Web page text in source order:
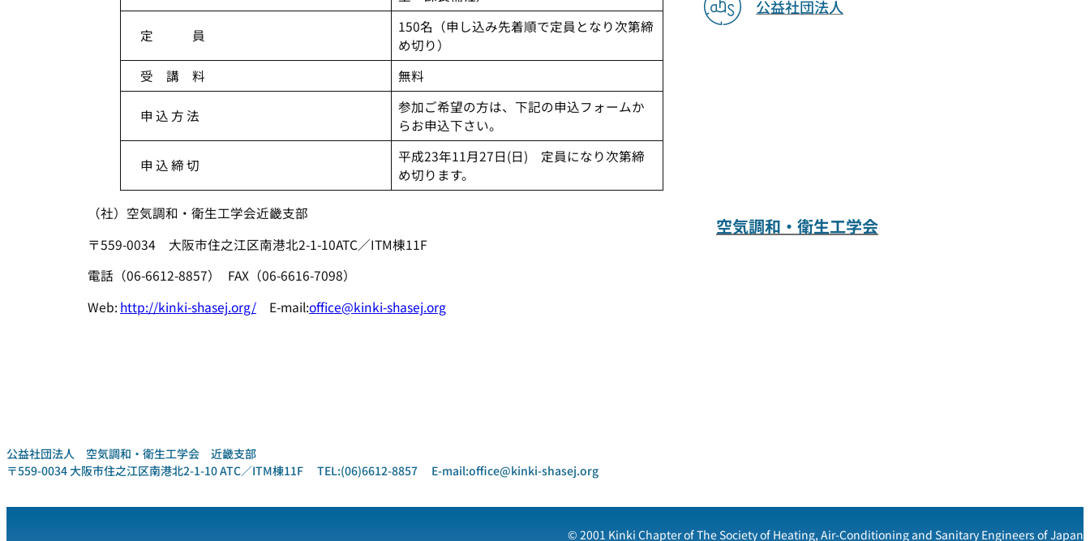
定 員
150名（申し込み先着順で定員となり次第締
め切り）
受 講 料
無料
申 込 方 法
参加ご希望の方は、下記の申込フォームか
らお申込下さい。
申 込 締 切
平成23年11月27日(日) 定員になり次第締
め切ります。
（社）空気調和・衛生工学会近畿支部
〒559-0034 大阪市住之江区南港北2-1-10ATC／ITM棟11F
電話（06-6612-8857） FAX（06-6616-7098）
Web:http://kinki-shasej.org/ E-mail:office@kinki-shasej.org
公益社団法人
空気調和・衛生工学会
公益社団法人 空気調和・衛生工学会 近畿支部
〒559-0034 大阪市住之江区南港北2-1-10 ATC／ITM棟11F TEL:(06)6612-8857 E-mail:office@kinki-shasej.org
© 2001 Kinki Chapter of The Society of Heating, Air-Conditioning and Sanitary Engineers of Japan